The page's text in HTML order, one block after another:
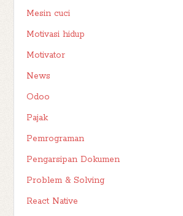
Mesin cuci
Motivasi hidup
Motivator
News
Odoo
Pajak
Pemrograman
Pengarsipan Dokumen
Problem & Solving
React Native